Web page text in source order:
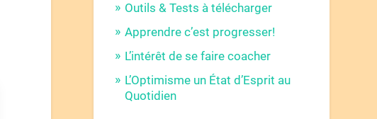
Outils & Tests à télécharger
Apprendre c’est progresser!
L’intérêt de se faire coacher
L’Optimisme un État d’Esprit au
Quotidien